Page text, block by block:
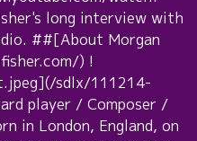
long interview with
##[About Morgan
) !
sdlx/111214-
player / Composer /
in London, England, on